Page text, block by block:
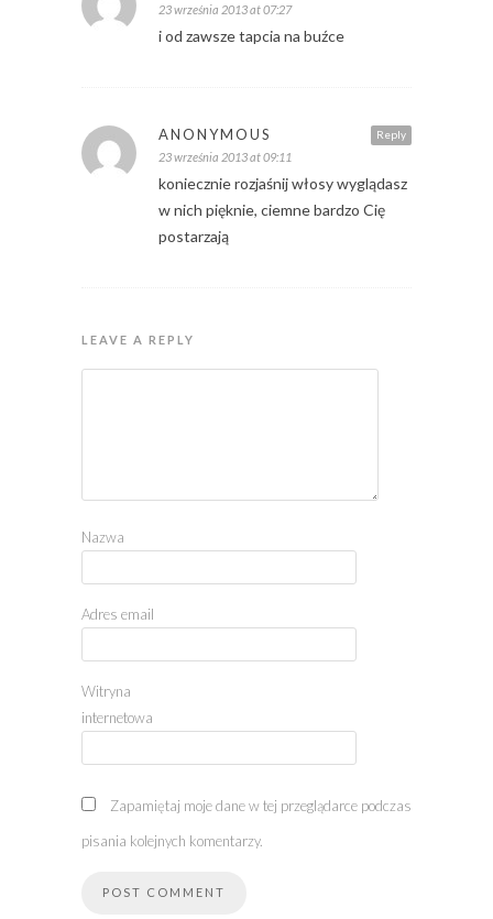
23 września 2013 at 07:27
i od zawsze tapcia na buźce
Reply
ANONYMOUS
23 września 2013 at 09:11
koniecznie rozjaśnij włosy wyglądasz
w nich pięknie, ciemne bardzo Cię
postarzają
LEAVE A REPLY
Nazwa
Adres email
Witryna
internetowa
Zapamiętaj moje dane w tej przeglądarce podczas
pisania kolejnych komentarzy.